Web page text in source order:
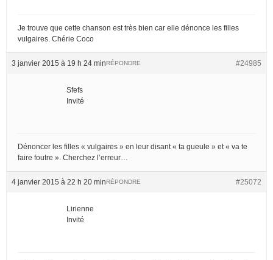
Je trouve que cette chanson est très bien car elle dénonce les filles
vulgaires. Chérie Coco
3 janvier 2015 à 19 h 24 min #24985
RÉPONDRE
Sfefs
Invité
Dénoncer les filles « vulgaires » en leur disant « ta gueule » et « va te
faire foutre ». Cherchez l’erreur…
4 janvier 2015 à 22 h 20 min #25072
RÉPONDRE
Lirienne
Invité